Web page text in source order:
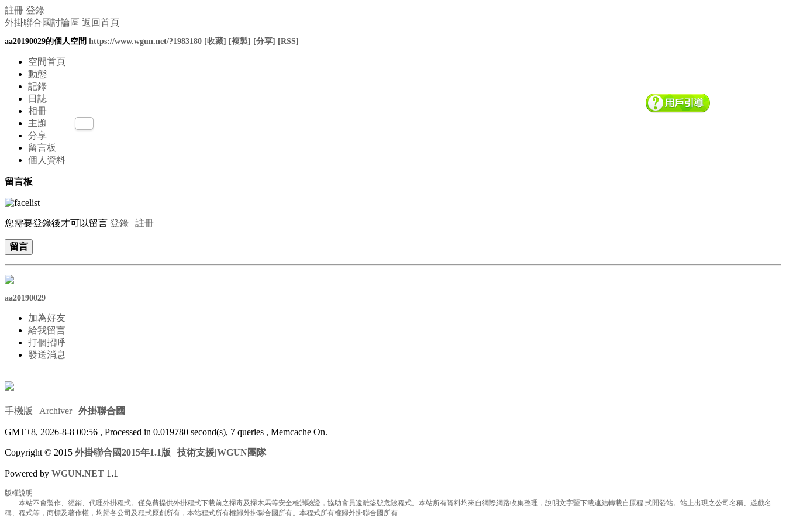
註冊 登錄
外掛聯合國討論區 返回首頁
aa20190029的個人空間 https://www.wgun.net/?1983180 [收藏] [複製] [分享] [RSS]
空間首頁
動態
記錄
日誌
相冊
主題
分享
留言板
個人資料
留言板
您需要登錄後才可以留言 登錄 | 註冊
留言
aa20190029
加為好友
給我留言
打個招呼
發送消息
手機版 | Archiver| 外掛聯合國
GMT+8, 2026-8-8 00:56 , Processed in 0.019780 second(s), 7 queries , Memcache On.
Copyright © 2015 外掛聯合國2015年1.1版 | 技術支援|WGUN團隊
Powered by WGUN.NET 1.1
版權說明:
本站不會製作、經銷、代理外掛程式。僅免費提供外掛程式下載前之掃毒及掃木馬等安全檢測驗證，協助會員遠離盜號危險程式。本站所有資料均來自網際網路收集整理，說明文字暨下載連結轉載自原程 式開發站。站上出現之公司名稱、遊戲名
稱、程式等，商標及著作權，均歸各公司及程式原創所有，本站程式所有權歸外掛聯合國所有。本程式所有權歸外掛聯合國所有.......